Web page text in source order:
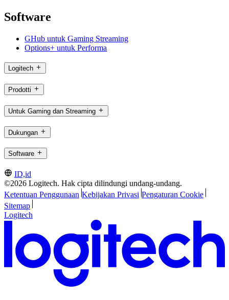
Software
GHub untuk Gaming Streaming
Options+ untuk Performa
Logitech
Prodotti
Untuk Gaming dan Streaming
Dukungan
Software
ID,id
©2026 Logitech. Hak cipta dilindungi undang-undang.
Ketentuan Penggunaan Kebijakan Privasi Pengaturan Cookie
Sitemap
Logitech